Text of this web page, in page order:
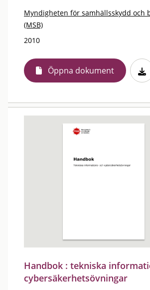
Myndigheten för samhällsskydd och
(MSB)
2010
Öppna dokument
Handbok : tekniska
cybersäkerhetsövningar